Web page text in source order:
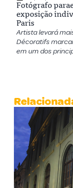
Fotógrafo
exposição
Paris
Artista levará
Décoratifs
em um dos